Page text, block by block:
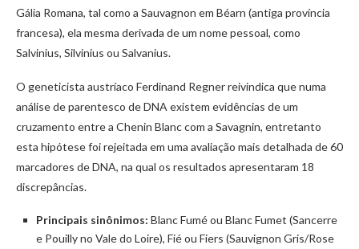
Gália Romana, tal como a Sauvagnon em Béarn (antiga província
francesa), ela mesma derivada de um nome pessoal, como
Salvinius, Silvinius ou Salvanius.
O geneticista austríaco Ferdinand Regner reivindica que numa
análise de parentesco de DNA existem evidências de um
cruzamento entre a Chenin Blanc com a Savagnin, entretanto
esta hipótese foi rejeitada em uma avaliação mais detalhada de 60
marcadores de DNA, na qual os resultados apresentaram 18
discrepâncias.
Principais sinônimos: Blanc Fumé ou Blanc Fumet (Sancerre
e Pouilly no Vale do Loire), Fié ou Fiers (Sauvignon Gris/Rose